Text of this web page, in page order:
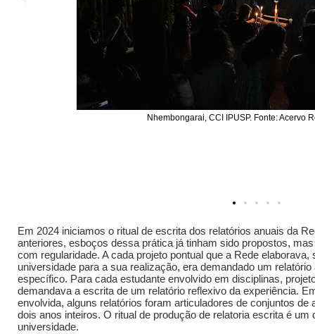
Nhembongarai, CCI IPUSP. Fonte: Acervo
Em 2024 iniciamos o ritual de escrita dos relatórios anuais da
anteriores, esboços dessa prática já tinham sido propostos,
com regularidade. A cada projeto pontual que a Rede
universidade para a sua realização, era demandado um
específico. Para cada estudante envolvido em disciplinas,
demandava a escrita de um relatório reflexivo da experiência.
envolvida, alguns relatórios foram articuladores de conjuntos de
dois anos inteiros. O ritual de produção de relatoria escrita é um
universidade.